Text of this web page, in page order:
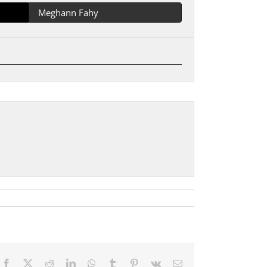
Meghann Fahy
Facebook RedditLinkedInWhatsApp
Tumblr Pinterest
Vk Email